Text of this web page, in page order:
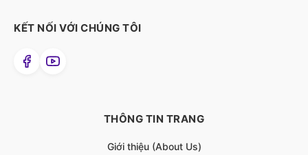
KẾT NỐI VỚI CHÚNG TÔI
THÔNG TIN TRANG
Giới thiệu (About Us)